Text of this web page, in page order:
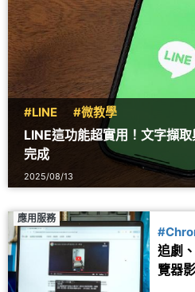
#LINE #微教學
LINE這功能超實用！文字擷
完成
2025/08/13
應用服務
追劇
覽器